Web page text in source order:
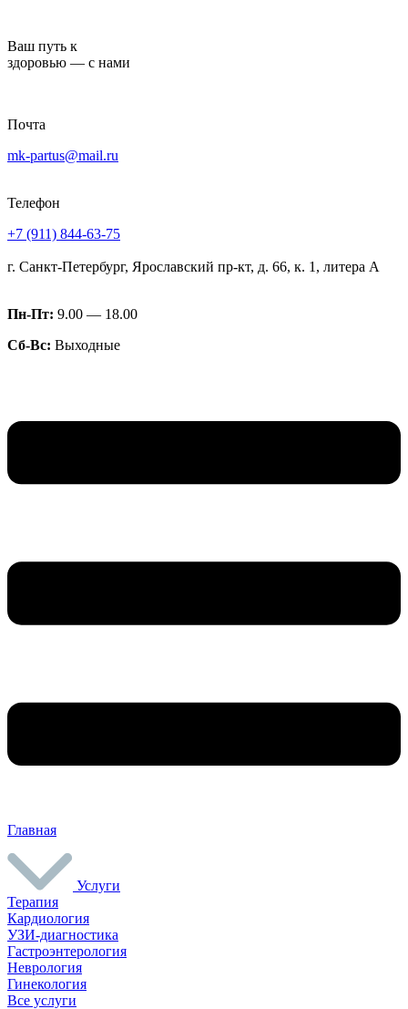
содержимому
Ваш путь к
здоровью — с нами
Почта
mk-partus@mail.ru
Телефон
+7 (911) 844-63-75
г. Санкт-Петербург, Ярославский пр-кт, д. 66, к. 1, литера А
Пн-Пт: 9.00 — 18.00
Сб-Вс: Выходные
Главная
Услуги
Терапия
Кардиология
УЗИ-диагностика
Гастроэнтерология
Неврология
Гинекология
Все услуги